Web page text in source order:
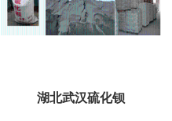
湖北武汉硫化钡